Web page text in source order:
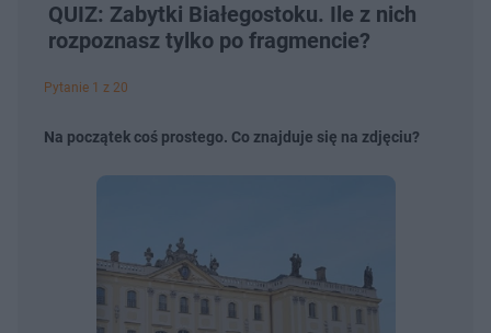
QUIZ: Zabytki Białegostoku. Ile z nich
rozpoznasz tylko po fragmencie?
Pytanie 1 z 20
Na początek coś prostego. Co znajduje się na zdjęciu?